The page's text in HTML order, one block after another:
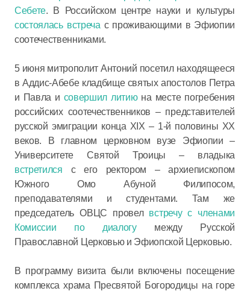
Себете. В Российском центре науки и культуры
состоялась встреча с проживающими в Эфиопии
соотечественниками.
5 июня митрополит Антоний посетил находящееся
в Аддис-Абебе кладбище святых апостолов Петра
и Павла и совершил литиюна месте погребения
российских соотечественников – представителей
русской эмиграции конца XIX – 1-й половины XX
веков. В главном церковном вузе Эфиопии –
Университете Святой Троицы – владыка
встретился с его ректором – архиепископом
Южного Омо Абуной Филипосом,
преподавателями и студентами. Там же
председатель ОВЦС провел встречу с членами
Комиссии по диалогумежду Русской
Православной Церковью и Эфиопской Церковью.
В программу визита были включены посещение
комплекса храма Пресвятой Богородицы на горе